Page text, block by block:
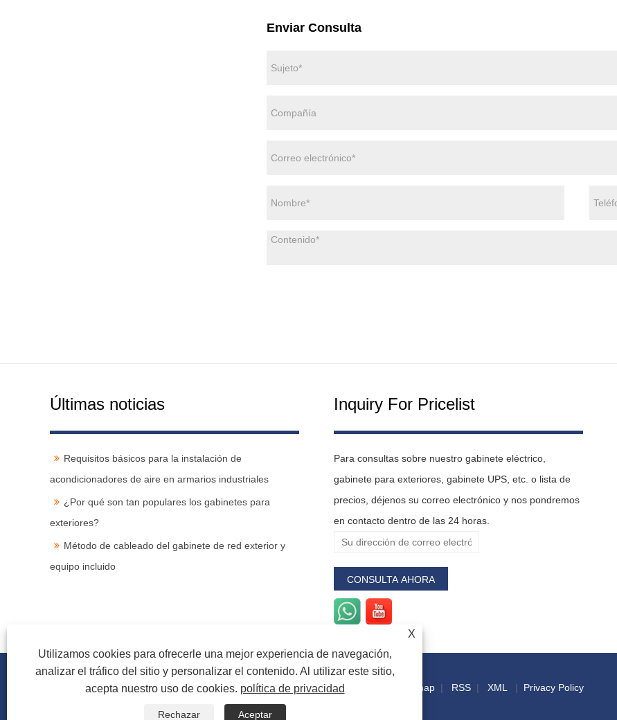
Enviar Consulta
Últimas noticias
Requisitos básicos para la instalación de
acondicionadores de aire en armarios industriales
¿Por qué son tan populares los gabinetes para
exteriores?
Método de cableado del gabinete de red exterior y
equipo incluido
Inquiry For Pricelist
Para consultas sobre nuestro gabinete eléctrico,
gabinete para exteriores, gabinete UPS, etc. o lista de
precios, déjenos su correo electrónico y nos pondremos
en contacto dentro de las 24 horas.
Sitemap| RSS| XML | Privacy Policy
X
Utilizamos cookies para ofrecerle una mejor experiencia de navegación,
analizar el tráfico del sitio y personalizar el contenido. Al utilizar este sitio,
acepta nuestro uso de cookies. política de privacidad
Rechazar Aceptar